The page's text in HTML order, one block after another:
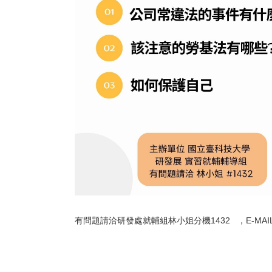
有問題請洽研發處就輔組林小姐分機1432 ，E-